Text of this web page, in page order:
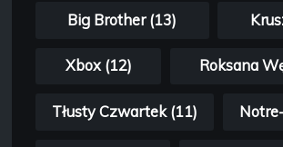
Big Brother (13)
Xbox (12) Roksana
Tłusty Czwartek (11)